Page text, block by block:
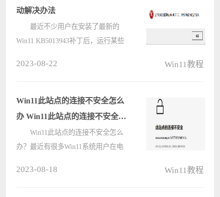
动解决办法
最近不少用户在安装了最新的
Win11 KB5013943补丁后，运行某些
看看怎么解决这个问题吧！ 操作
方法： ????
2023-08-22 Win11教程
Win11此站点的连接不安全怎么
办 Win11此站点的连接不安全解
决方法
Win11此站点的连接不安全怎么
办？最近有很多Win11系统用户在电
2023-08-18 Win11教程